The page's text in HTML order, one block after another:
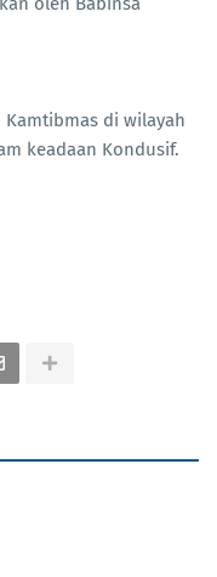
di wilayah
keadaan Kondusif.